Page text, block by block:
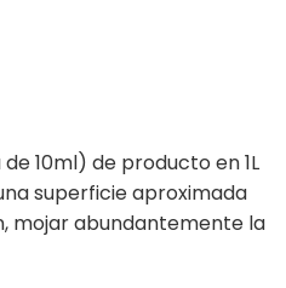
10ml) de producto en 1L
superficie aproximada
mojar abundantemente la